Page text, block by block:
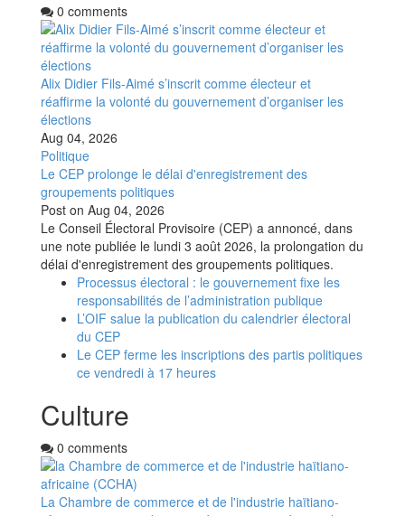
0 comments
Alix Didier Fils-Aimé s’inscrit comme électeur et
réaffirme la volonté du gouvernement d’organiser les
élections
Aug 04, 2026
Politique
Le CEP prolonge le délai d'enregistrement des
groupements politiques
Post on Aug 04, 2026
Le Conseil Électoral Provisoire (CEP) a annoncé, dans
une note publiée le lundi 3 août 2026, la prolongation du
délai d'enregistrement des groupements politiques.
Processus électoral : le gouvernement fixe les
responsabilités de l’administration publique
L’OIF salue la publication du calendrier électoral
du CEP
Le CEP ferme les inscriptions des partis politiques
ce vendredi à 17 heures
Culture
0 comments
La Chambre de commerce et de l'industrie haïtiano-